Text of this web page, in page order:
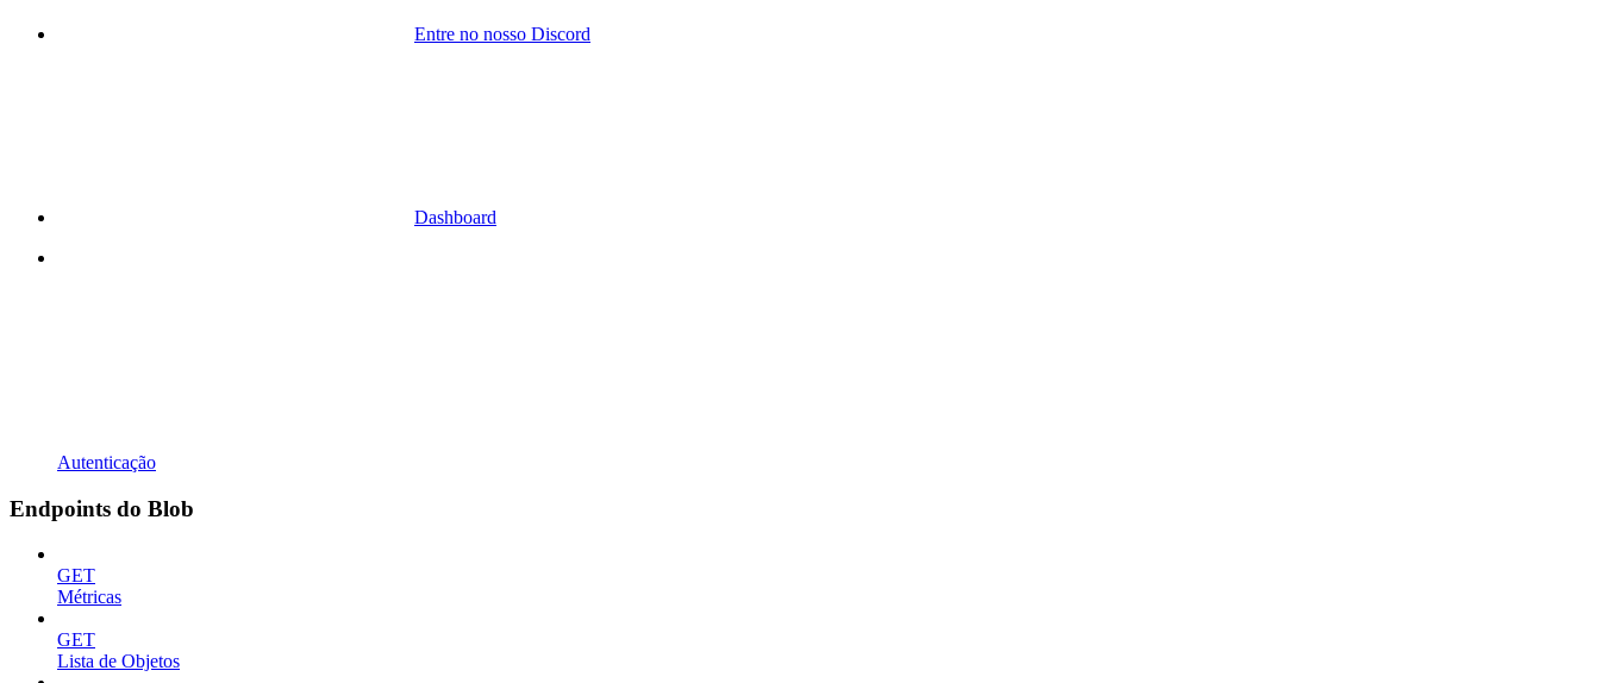
Entre no nosso Discord
Dashboard
Autenticação
Endpoints do Blob
GET
Métricas
GET
Lista de Objetos